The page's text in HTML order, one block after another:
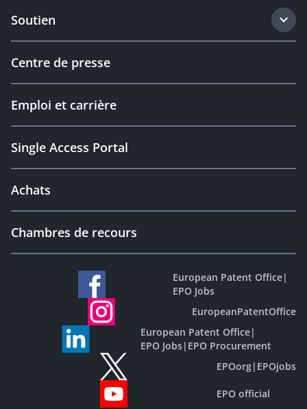
Soutien
Centre de presse
Emploi et carrière
Single Access Portal
Achats
Chambres de recours
European Patent Office|
EPO Jobs
EuropeanPatentOffice
European Patent Office|
EPO Jobs| EPO Procurement
EPOorg| EPOjobs
EPO official